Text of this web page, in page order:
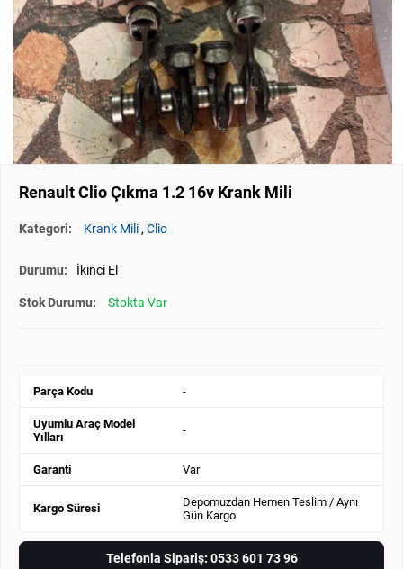
Renault Clio Çıkma 1.2 16v Krank Mili
Kategori: Krank Mili , Clio
Durumu: İkinci El
Stok Durumu: Stokta Var
Parça Kodu -
Uyumlu Araç Model
Yılları
-
Garanti Var
Kargo Süresi
Depomuzdan Hemen Teslim / Aynı
Gün Kargo
Telefonla Sipariş: 0533 601 73 96